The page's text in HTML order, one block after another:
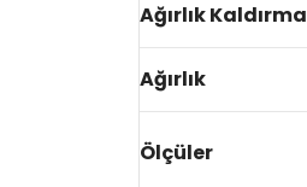
Ağırlık
Ağırlık
Ölçüler